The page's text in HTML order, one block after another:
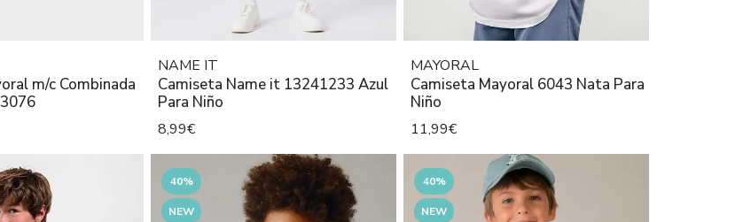
m/c Combinada
NAME IT
Camiseta Name it 13241233 Azul
Para Niño
8,99€
MAYORAL
Camiseta Mayoral 6043 Nata Para
Niño
11,99€
40%
NEW
40%
NEW